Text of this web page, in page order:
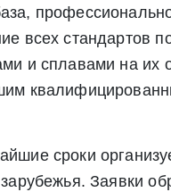
всех стандартов
и сплавами на их
сроки
Заявки
заявку